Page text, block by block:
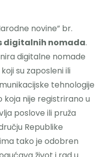
novine” br.
digitalnih nomada.
digitalne nomade
su zaposleni ili
tehnologije
nije registrirano u
poslove ili pruža
Republike
tako je odobren